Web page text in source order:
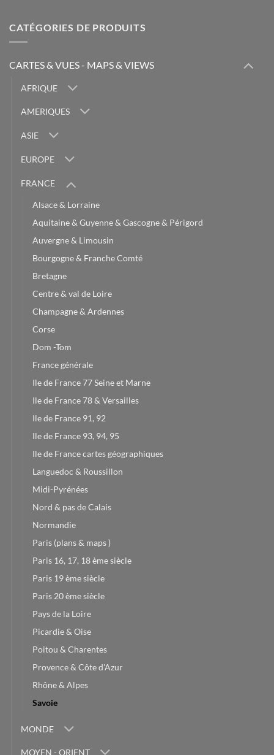
CATÉGORIES DE PRODUITS
CARTES & VUES - MAPS & VIEWS
AFRIQUE
AMERIQUES
ASIE
EUROPE
FRANCE
Alsace & Lorraine
Aquitaine & Guyenne & Gascogne & Périgord
Auvergne & Limousin
Bourgogne & Franche Comté
Bretagne
Centre & val de Loire
Champagne & Ardennes
Corse
Dom -Tom
France générale
Ile de France 77 Seine et Marne
Ile de France 78 & Versailles
Ile de France 91, 92
Ile de France 93, 94, 95
Ile de France cartes géographiques
Languedoc & Roussillon
Midi-Pyrénées
Nord & pas de Calais
Normandie
Paris (plans & maps )
Paris 16, 17, 18 ème siècle
Paris 19 ème siècle
Paris 20 ème siècle
Pays de la Loire
Picardie & Oise
Poitou & Charentes
Provence & Côte d'Azur
Rhône & Alpes
Savoie
MONDE
MOYEN - ORIENT